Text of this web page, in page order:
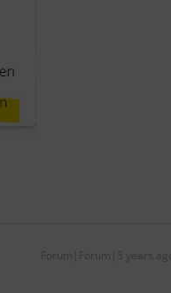
Forum|Forum|3 years ago